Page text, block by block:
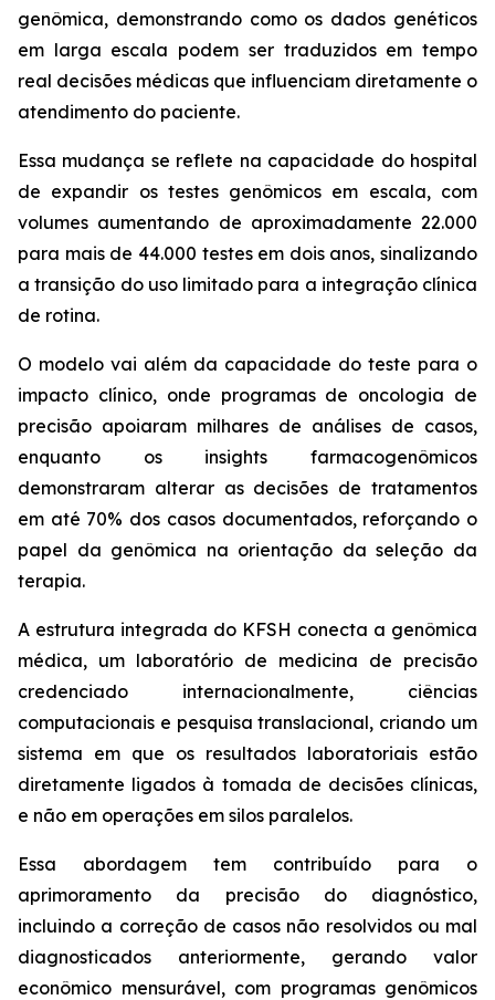
genômica, demonstrando como os dados genéticos
em larga escala podem ser traduzidos em tempo
real decisões médicas que influenciam diretamente o
atendimento do paciente.
Essa mudança se reflete na capacidade do hospital
de expandir os testes genômicos em escala, com
volumes aumentando de aproximadamente 22.000
para mais de 44.000 testes em dois anos, sinalizando
a transição do uso limitado para a integração clínica
de rotina.
O modelo vai além da capacidade do teste para o
impacto clínico, onde programas de oncologia de
precisão apoiaram milhares de análises de casos,
enquanto os insights farmacogenômicos
demonstraram alterar as decisões de tratamentos
em até 70% dos casos documentados, reforçando o
papel da genômica na orientação da seleção da
terapia.
A estrutura integrada do KFSH conecta a genômica
médica, um laboratório de medicina de precisão
credenciado internacionalmente, ciências
computacionais e pesquisa translacional, criando um
sistema em que os resultados laboratoriais estão
diretamente ligados à tomada de decisões clínicas,
e não em operações em silos paralelos.
Essa abordagem tem contribuído para o
aprimoramento da precisão do diagnóstico,
incluindo a correção de casos não resolvidos ou mal
diagnosticados anteriormente, gerando valor
econômico mensurável, com programas genômicos